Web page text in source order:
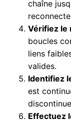
chaîne
Vérifiez le
boucles
liens
valides.
Identifiez
est
Effectuez